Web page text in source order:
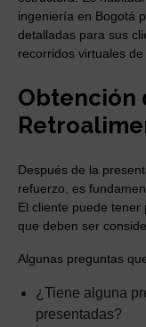
ingeniería en Bogotá
detalladas para sus
recorridos virtuales
Obtención
Después de la
refuerzo, es
El cliente puede
que deben ser
Algunas preguntas
¿Tiene alguna
presentadas?